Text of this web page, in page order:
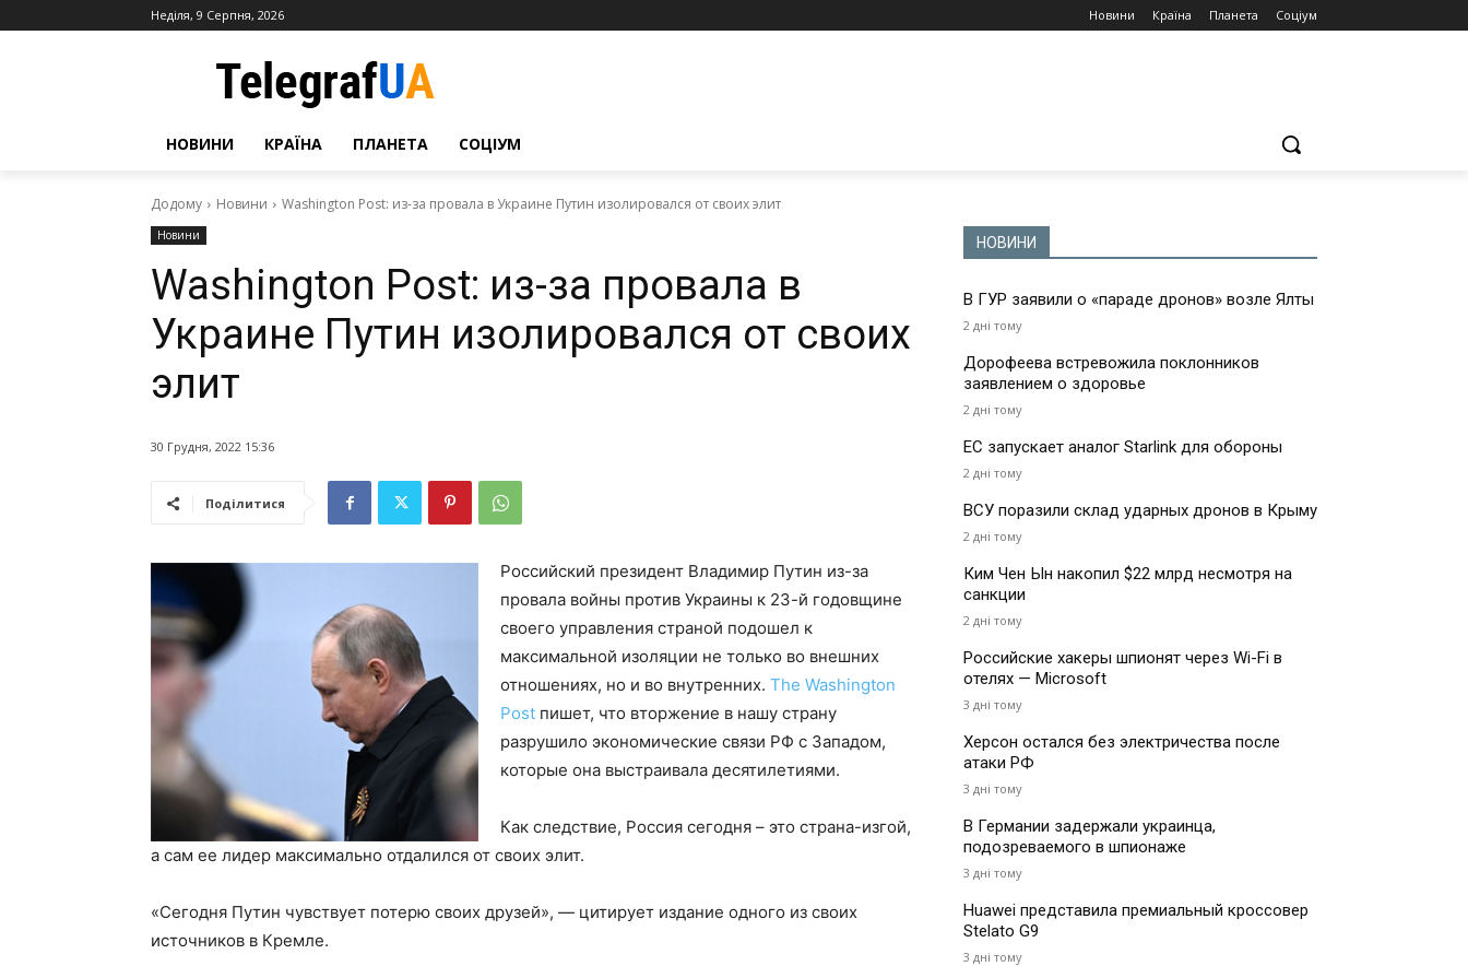
Неділя, 9 Серпня, 2026 Новини Країна Планета Соціум
НОВИНИ КРАЇНА ПЛАНЕТА СОЦІУМ
Додому Новини Washington Post: из-за провала в Украине Путин изолировался от своих элит
Новини
Washington Post: из-за провала в
Украине Путин изолировался от своих
элит
30 Грудня, 2022 15:36
Поділитися
Российский президент Владимир Путин из-за
провала войны против Украины к 23-й годовщине
своего управления страной подошел к
максимальной изоляции не только во внешних
отношениях, но и во внутренних. The Washington
Post пишет, что вторжение в нашу страну
разрушило экономические связи РФ с Западом,
которые она выстраивала десятилетиями.
Как следствие, Россия сегодня – это страна-изгой,
а сам ее лидер максимально отдалился от своих элит.
«Сегодня Путин чувствует потерю своих друзей», — цитирует издание одного из своих
источников в Кремле.
НОВИНИ
В ГУР заявили о «параде дронов» возле Ялты
2 дні тому
Дорофеева встревожила поклонников
заявлением о здоровье
2 дні тому
ЕС запускает аналог Starlink для обороны
2 дні тому
ВСУ поразили склад ударных дронов в Крыму
2 дні тому
Ким Чен Ын накопил $22 млрд несмотря на
санкции
2 дні тому
Российские хакеры шпионят через Wi-Fi в
отелях — Microsoft
3 дні тому
Херсон остался без электричества после
атаки РФ
3 дні тому
В Германии задержали украинца,
подозреваемого в шпионаже
3 дні тому
Huawei представила премиальный кроссовер
Stelato G9
3 дні тому